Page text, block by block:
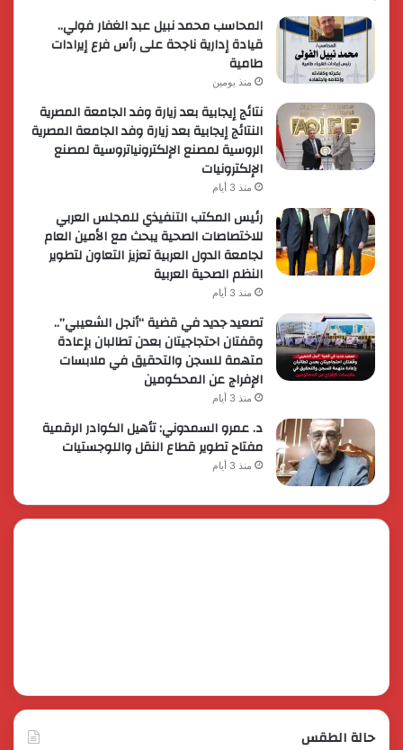
المحاسب محمد نبيل عبد الغفار فولي..
قيادة إدارية ناجحة على رأس فرع إيرادات
طامية
منذ يومين
نتائج إيجابية بعد زيارة وفد الجامعة المصرية
النتائج إيجابية بعد زيارة وفد الجامعة المصرية
الروسية لمصنع الإلكترونياتروسية لمصنع
الإلكترونيات
منذ 3 أيام
رئيس المكتب التنفيذي للمجلس العربي
للاختصاصات الصحية يبحث مع الأمين العام
لجامعة الدول العربية تعزيز التعاون لتطوير
النظم الصحية العربية
منذ 3 أيام
تصعيد جديد في قضية “أنجل الشعيبي”..
وقفتان احتجاجيتان بعدن تطالبان بإعادة
متهمة للسجن والتحقيق في ملابسات
الإفراج عن المحكومين
منذ 3 أيام
د. عمرو السمدوني: تأهيل الكوادر الرقمية
مفتاح تطوير قطاع النقل واللوجستيات
منذ 3 أيام
حالة الطقس